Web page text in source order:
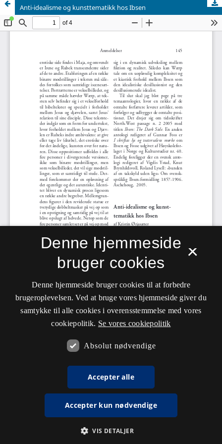
Anti-idealisme og kunsttematikk hos Ibsen
×
Denne hjemmeside
bruger cookies
Denne hjemmeside bruger cookies til at forbedre
brugeroplevelsen. Ved at bruge vores hjemmeside giver du
samtykke til alle cookies i overensstemmelse med vores
cookiepolitik. Se vores cookiepolitik
Absolut nødvendige
Accepter alle
Accepter kun nødvendige
VIS DETALJER